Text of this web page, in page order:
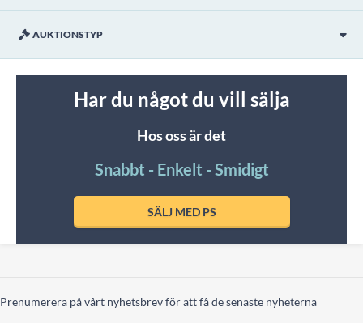
AUKTIONSTYP
Har du något du vill sälja
Hos oss är det
Snabbt - Enkelt - Smidigt
SÄLJ MED PS
Prenumerera på vårt nyhetsbrev för att få de senaste nyheterna